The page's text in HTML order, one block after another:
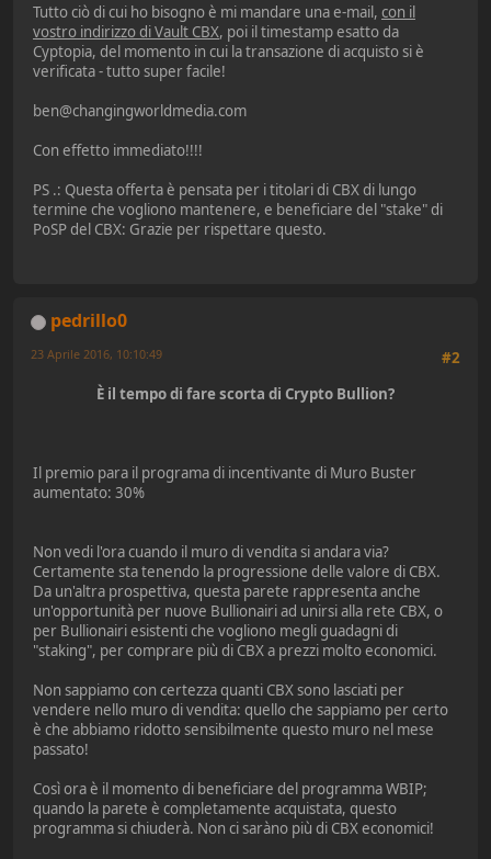
Tutto ciò di cui ho bisogno è mi mandare una e-mail, con il
vostro indirizzo di Vault CBX, poi il timestamp esatto da
Cyptopia, del momento in cui la transazione di acquisto si è
verificata - tutto super facile!
ben@changingworldmedia.com
Con effetto immediato!!!!
PS .: Questa offerta è pensata per i titolari di CBX di lungo
termine che vogliono mantenere, e beneficiare del "stake" di
PoSP del CBX: Grazie per rispettare questo.
pedrillo0
#2
23 Aprile 2016, 10:10:49
È il tempo di fare scorta di Crypto Bullion?
Il premio para il programa di incentivante di Muro Buster
aumentato: 30%
Non vedi l'ora cuando il muro di vendita si andara via?
Certamente sta tenendo la progressione delle valore di CBX.
Da un'altra prospettiva, questa parete rappresenta anche
un'opportunità per nuove Bullionairi ad unirsi alla rete CBX, o
per Bullionairi esistenti che vogliono megli guadagni di
"staking", per comprare più di CBX a prezzi molto economici.
Non sappiamo con certezza quanti CBX sono lasciati per
vendere nello muro di vendita: quello che sappiamo per certo
è che abbiamo ridotto sensibilmente questo muro nel mese
passato!
Così ora è il momento di beneficiare del programma WBIP;
quando la parete è completamente acquistata, questo
programma si chiuderà. Non ci saràno più di CBX economici!